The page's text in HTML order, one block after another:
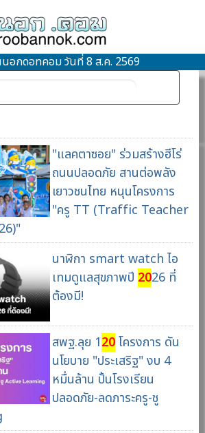
อกดอทคอม วันที่ 8 ส.ค. 2569
"แลคตาซอย" ร่วมสร้างฮีโร่
ถนนปลอดภัย สานต่อพลัง
เยาวชนไทย หนุนโครงการ
"ครู TT (Traffic Teacher
26)"
นาฬิกา smart watch ไอ
เทมดูแลสุขภาพปี 2026 ที่
ต้องมี!
สพฐ.ลุย 120โครงการ ดัน
นโยบาย "ประเสริฐ" งบ 4
หมื่นล้าน ปั้นโรงเรียน
ปลอดภัย-ลดภาระครู-ชู